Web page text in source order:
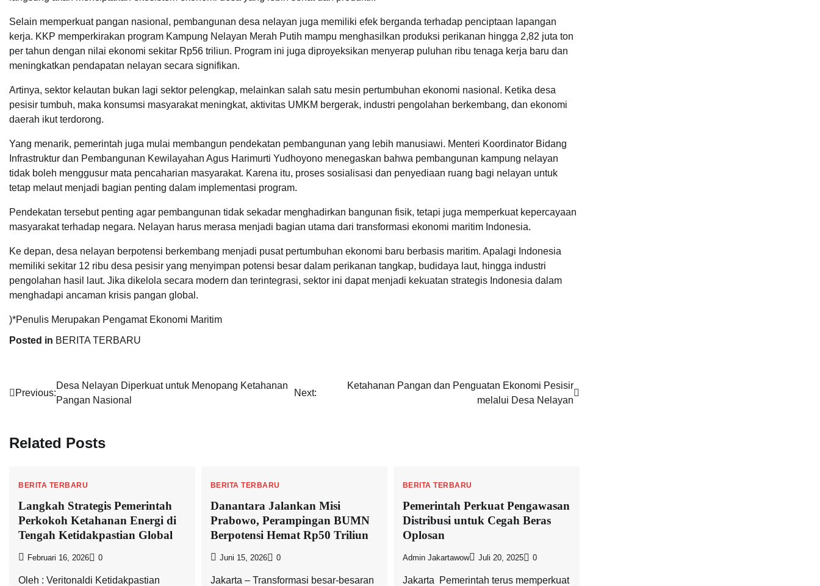
Selain memperkuat pangan nasional, pembangunan desa nelayan juga memiliki efek berganda terhadap penciptaan lapangan
kerja. KKP memperkirakan program Kampung Nelayan Merah Putih mampu menghasilkan produksi perikanan hingga 2,82 juta ton
per tahun dengan nilai ekonomi sekitar Rp56 triliun. Program ini juga diproyeksikan menyerap puluhan ribu tenaga kerja baru dan
meningkatkan pendapatan nelayan secara signifikan.
Artinya, sektor kelautan bukan lagi sektor pelengkap, melainkan salah satu mesin pertumbuhan ekonomi nasional. Ketika desa
pesisir tumbuh, maka konsumsi masyarakat meningkat, aktivitas UMKM bergerak, industri pengolahan berkembang, dan ekonomi
daerah ikut terdorong.
Yang menarik, pemerintah juga mulai membangun pendekatan pembangunan yang lebih manusiawi. Menteri Koordinator Bidang
Infrastruktur dan Pembangunan Kewilayahan Agus Harimurti Yudhoyono menegaskan bahwa pembangunan kampung nelayan
tidak boleh menggusur mata pencaharian masyarakat. Karena itu, proses sosialisasi dan penyediaan ruang bagi nelayan untuk
tetap melaut menjadi bagian penting dalam implementasi program.
Pendekatan tersebut penting agar pembangunan tidak sekadar menghadirkan bangunan fisik, tetapi juga memperkuat kepercayaan
masyarakat terhadap negara. Nelayan harus merasa menjadi bagian utama dari transformasi ekonomi maritim Indonesia.
Ke depan, desa nelayan berpotensi berkembang menjadi pusat pertumbuhan ekonomi baru berbasis maritim. Apalagi Indonesia
memiliki sekitar 12 ribu desa pesisir yang menyimpan potensi besar dalam perikanan tangkap, budidaya laut, hingga industri
pengolahan hasil laut. Jika dikelola secara modern dan terintegrasi, sektor ini dapat menjadi kekuatan strategis Indonesia dalam
menghadapi ancaman krisis pangan global.
)*Penulis Merupakan Pengamat Ekonomi Maritim
Posted in BERITA TERBARU
Navigasi
Previous:
Desa Nelayan Diperkuat untuk Menopang Ketahanan
Pangan Nasional
Next:
Ketahanan Pangan dan Penguatan Ekonomi Pesisir
melalui Desa Nelayan
Related Posts
BERITA TERBARU
Langkah Strategis Pemerintah
Perkokoh Ketahanan Energi di
Tengah Ketidakpastian Global
Februari 16, 2026 0
Oleh : Veritonaldi Ketidakpastian
BERITA TERBARU
Danantara Jalankan Misi
Prabowo, Perampingan BUMN
Berpotensi Hemat Rp50 Triliun
Juni 15, 2026 0
Jakarta – Transformasi besar-besaran
BERITA TERBARU
Pemerintah Perkuat Pengawasan
Distribusi untuk Cegah Beras
Oplosan
Admin Jakartawow Juli 20, 2025 0
Jakarta  Pemerintah terus memperkuat